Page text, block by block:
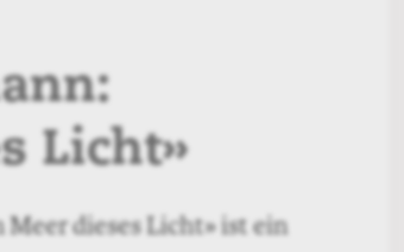
Licht»
dieses Licht» ist ein